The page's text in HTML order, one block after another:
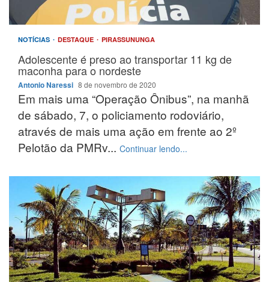
NOTÍCIAS DESTAQUE PIRASSUNUNGA
Adolescente é preso ao transportar 11 kg de
maconha para o nordeste
Antonio Naressi 8 de novembro de 2020
Em mais uma “Operação Ônibus”, na manhã
de sábado, 7, o policiamento rodoviário,
através de mais uma ação em frente ao 2º
Pelotão da PMRv... Continuar lendo...